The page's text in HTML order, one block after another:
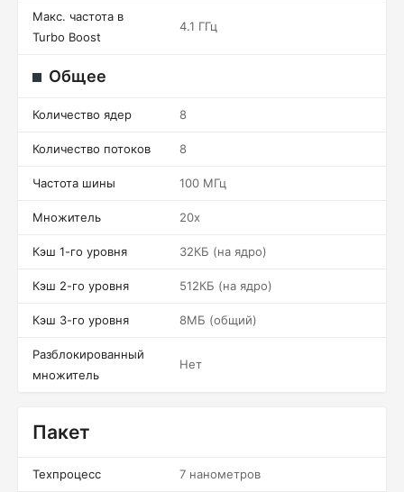
Макс. частота в
Turbo Boost
4.1 ГГц
Общее
Количество ядер 8
Количество потоков 8
Частота шины 100 МГц
Множитель 20x
Кэш 1-го уровня 32КБ (на ядро)
Кэш 2-го уровня 512КБ (на ядро)
Кэш 3-го уровня 8МБ (общий)
Разблокированный
множитель
Нет
Пакет
Техпроцесс 7 нанометров